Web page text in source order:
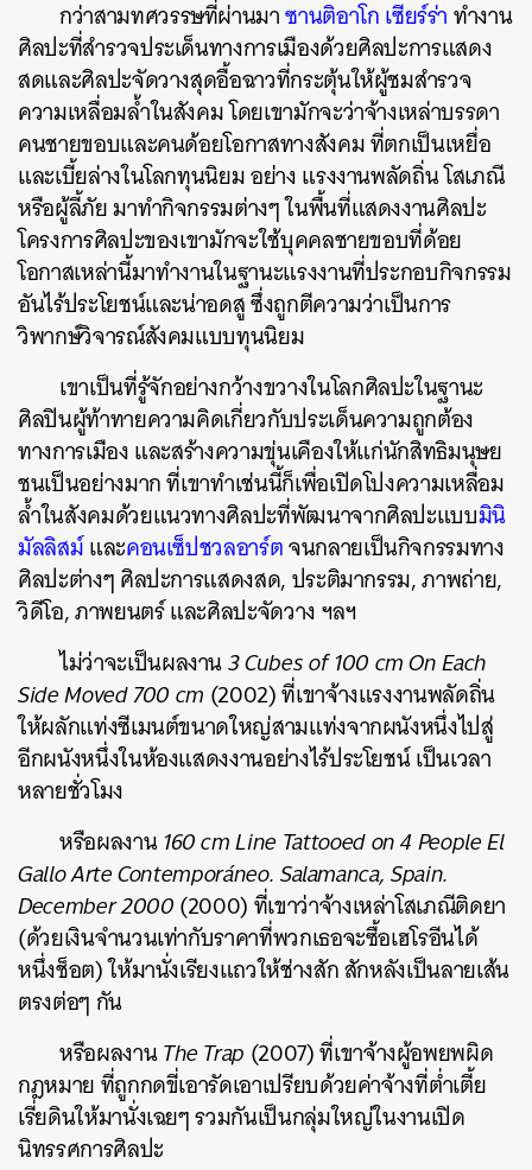
กว่าสามทศวรรษที่ผ่านมาซานติอาโก เซียร์ร่าทำงาน
ศิลปะที่สำรวจประเด็นทางการเมืองด้วยศิลปะการแสดง
สดและศิลปะจัดวางสุดอื้อฉาวที่กระตุ้นให้ผู้ชมสำรวจ
ความเหลื่อมล้ำในสังคม โดยเขามักจะว่าจ้างเหล่าบรรดา
คนชายขอบและคนด้อยโอกาสทางสังคม ที่ตกเป็นเหยื่อ
และเบี้ยล่างในโลกทุนนิยม อย่าง แรงงานพลัดถิ่น โสเภณี
หรือผู้ลี้ภัย มาทำกิจกรรมต่างๆ ในพื้นที่แสดงงานศิลปะ
โครงการศิลปะของเขามักจะใช้บุคคลชายขอบที่ด้อย
โอกาสเหล่านี้มาทำงานในฐานะแรงงานที่ประกอบกิจกรรม
อันไร้ประโยชน์และน่าอดสู ซึ่งถูกตีความว่าเป็นการ
วิพากษ์วิจารณ์สังคมแบบทุนนิยม
เขาเป็นที่รู้จักอย่างกว้างขวางในโลกศิลปะในฐานะ
ศิลปินผู้ท้าทายความคิดเกี่ยวกับประเด็นความถูกต้อง
ทางการเมือง และสร้างความขุ่นเคืองให้แก่นักสิทธิมนุษย
ชนเป็นอย่างมาก ที่เขาทำเช่นนี้ก็เพื่อเปิดโปงความเหลื่อม
ล้ำในสังคมด้วยแนวทางศิลปะที่พัฒนาจากศิลปะแบบมินิ
มัลลิสม์และคอนเซ็ปชวลอาร์ตจนกลายเป็นกิจกรรมทาง
ศิลปะต่างๆ ศิลปะการแสดงสด, ประติมากรรม, ภาพถ่าย,
วิดีโอ, ภาพยนตร์ และศิลปะจัดวาง ฯลฯ
ไม่ว่าจะเป็นผลงาน3 Cubes of 100 cm On Each
Side Moved 700 cm (2002) ที่เขาจ้างแรงงานพลัดถิ่น
ให้ผลักแท่งซีเมนต์ขนาดใหญ่สามแท่งจากผนังหนึ่งไปสู่
อีกผนังหนึ่งในห้องแสดงงานอย่างไร้ประโยชน์ เป็นเวลา
หลายชั่วโมง
หรือผลงาน160 cm Line Tattooed on 4 People El
Gallo Arte Contemporáneo. Salamanca, Spain.
December 2000(2000) ที่เขาว่าจ้างเหล่าโสเภณีติดยา
(ด้วยเงินจำนวนเท่ากับราคาที่พวกเธอจะซื้อเฮโรอีนได้
หนึ่งช็อต) ให้มานั่งเรียงแถวให้ช่างสัก สักหลังเป็นลายเส้น
ตรงต่อๆ กัน
หรือผลงานThe Trap (2007) ที่เขาจ้างผู้อพยพผิด
กฎหมาย ที่ถูกกดขี่เอารัดเอาเปรียบด้วยค่าจ้างที่ต่ำเตี้ย
เรี่ยดินให้มานั่งเฉยๆ รวมกันเป็นกลุ่มใหญ่ในงานเปิด
นิทรรศการศิลปะ